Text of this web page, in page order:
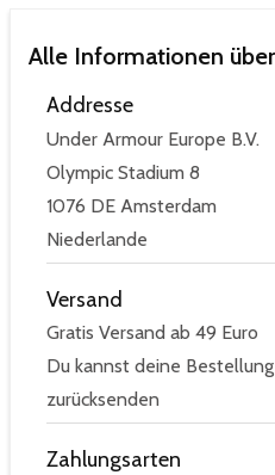
Alle Informationen
Addresse
Under Armour Europe B.V.
Olympic Stadium 8
1076 DE Amsterdam
Niederlande
Versand
Gratis Versand ab 49 Euro
Du kannst deine
zurücksenden
Zahlungsarten